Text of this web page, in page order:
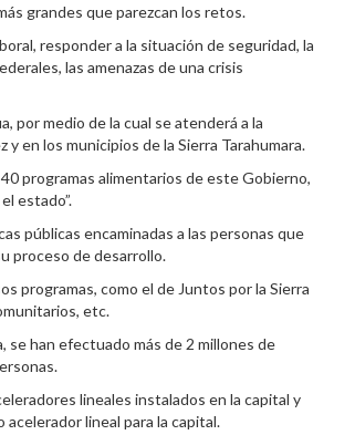
grandes que parezcan los retos.
responder a la situación de seguridad, la
las amenazas de una crisis
medio de la cual se atenderá a la
en los municipios de la Sierra Tarahumara.
programas alimentarios de este Gobierno,
estado”.
públicas encaminadas a las personas que
proceso de desarrollo.
programas, como el de Juntos por la Sierra
etc.
se han efectuado más de 2 millones de
lineales instalados en la capital y
lineal para la capital.